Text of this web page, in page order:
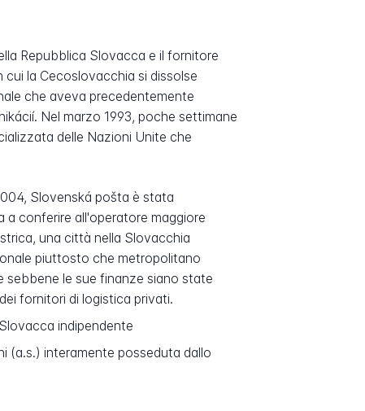
Repubblica Slovacca e il fornitore
cui la Cecoslovacchia si dissolse
che aveva precedentemente
Nel marzo 1993, poche settimane
delle Nazioni Unite che
Slovenská pošta è stata
conferire all'operatore maggiore
una città nella Slovacchia
piuttosto che metropolitano
le sue finanze siano state
fornitori di logistica privati.
indipendente
(a.s.) interamente posseduta dallo